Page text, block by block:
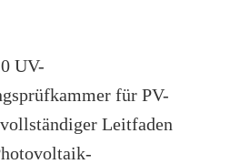
UV-
für PV-
Leitfaden